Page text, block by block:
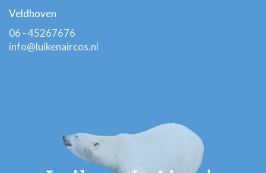
Veldhoven
06 - 45267676
info@luikenaircos.nl